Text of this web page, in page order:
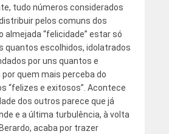
tudo números considerados
pelos comuns dos
almejada “felicidade” estar só
quantos escolhidos, idolatrados
por uns quantos e
quem mais perceba do
“felizes e exitosos”. Acontece
dos outros parece que já
e a última turbulência, à volta
acaba por trazer